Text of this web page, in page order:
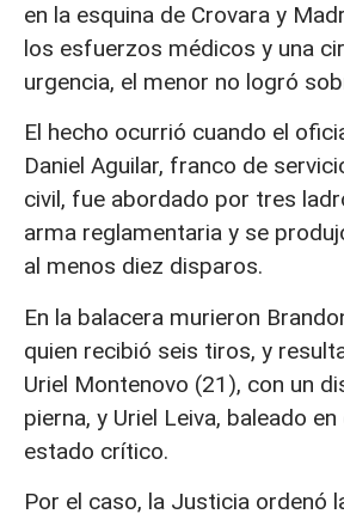
en la esquina de Crovara y
los esfuerzos médicos y una
urgencia, el menor no logró
El hecho ocurrió cuando el
Daniel Aguilar, franco de
civil, fue abordado por tres
arma reglamentaria y se
al menos diez disparos.
En la balacera murieron
quien recibió seis tiros, y
Uriel Montenovo (21), con un
pierna, y Uriel Leiva, baleado
estado crítico.
Por el caso, la Justicia ordenó